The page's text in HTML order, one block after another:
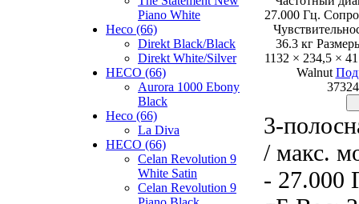
Piano White
Heco (66)
Direkt Black/Black
Direkt White/Silver
HECO (66)
Aurora 1000 Ebony
Black
Heco (66)
La Diva
HECO (66)
Celan Revolution 9
White Satin
Celan Revolution 9
27.000 Гц.
36.3 кг
1132 × 234,5 ×
Walnut
3-
/ макс.
- 27.000